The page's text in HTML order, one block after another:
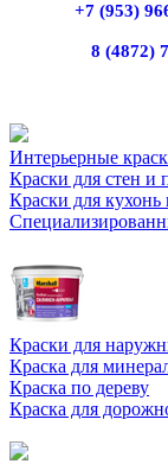
+7 (953)
8 (4872)
Интерьерные
Краски для стен и
Краски для кухонь
Краски для
Краска для
Краска по дереву
Краска для